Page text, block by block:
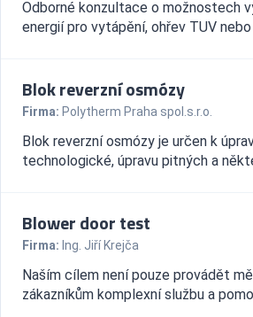
Odborné konzultace o možnostech
energií pro vytápění, ohřev TUV nebo
Blok reverzní osmózy
Firma: Polytherm Praha spol.s.r.o.
Blok reverzní osmózy je určen k
technologické, úpravu pitných a
Blower door test
Firma: Ing. Jiří Krejča
Naším cílem není pouze provádět
zákazníkům komplexní službu a